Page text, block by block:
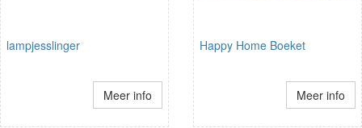
lampjesslinger
Meer info
Happy Home Boeket
Meer info